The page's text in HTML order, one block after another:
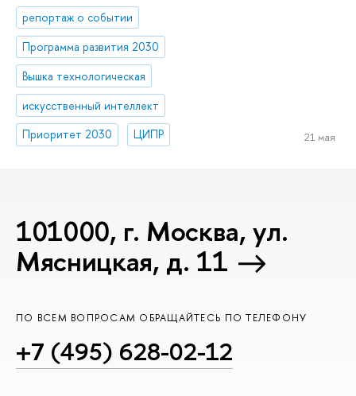
репортаж о событии
Программа развития 2030
Вышка технологическая
искусственный интеллект
Приоритет 2030
ЦИПР 21 мая
101000, г. Москва, ул.
Мясницкая, д. 11
ПО ВСЕМ ВОПРОСАМ ОБРАЩАЙТЕСЬ ПО ТЕЛЕФОНУ
+7 (495) 628-02-12